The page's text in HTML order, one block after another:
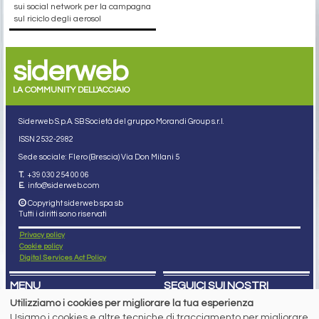
sui social network per la campagna
sul riciclo degli aerosol
siderweb
LA COMMUNITY DELL'ACCIAIO
Siderweb S.p.A. SB Società del gruppo Morandi Group s.r.l.
ISSN 2532-2982
Sede sociale: Flero (Brescia) Via Don Milani 5
T. +39 030 254 00 06
E. info@siderweb.com
Copyright siderweb spa sb
Tutti i diritti sono riservati
Privacy policy
Cookie policy
Digital Services Act Policy
MENU
NEWS
PREZZI ITALIA
SEGUICI SUI NOSTRI
SOCIAL NETWORK
Utilizziamo i cookies per migliorare la tua esperienza